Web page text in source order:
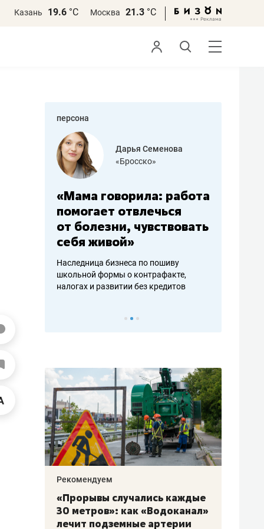
Казань 19.6 °С Москва 21.3 °С
персона
Дарья Семенова
«Бросско»
«Мама говорила: работа
помогает отвлечься
от болезни, чувствовать
себя живой»
Наследница бизнеса по пошиву
школьной формы о контрафакте,
налогах и развитии без кредитов
Рекомендуем
«Прорывы случались каждые
30 метров»: как «Водоканал»
лечит подземные артерии